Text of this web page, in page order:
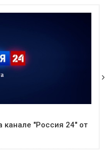
"Россия 24" от